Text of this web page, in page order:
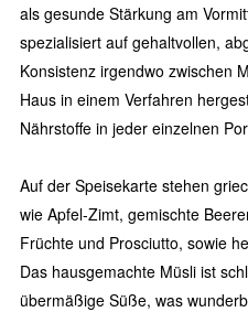
als gesunde Stärkung am
spezialisiert auf gehaltvollen,
Konsistenz irgendwo zwischen
Haus in einem Verfahren
Nährstoffe in jeder einzelnen
Auf der Speisekarte stehen
wie Apfel-Zimt, gemischte
Früchte und Prosciutto, sowie
Das hausgemachte Müsli ist
übermäßige Süße, was